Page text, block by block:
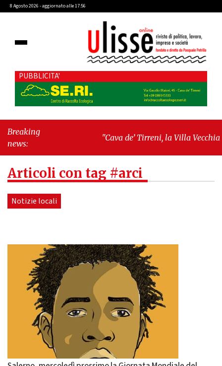
8 Agosto 2026 - aggiornato alle 17:56
PUBBLICITA'
Breaking
news:
"Cava de’ Tirreni, la Villa Vecchia
Fratellanza sull'ultima seduta
consiliare: “Serve chiarezza!”"
Articoli con tag #arci
Notizie locali